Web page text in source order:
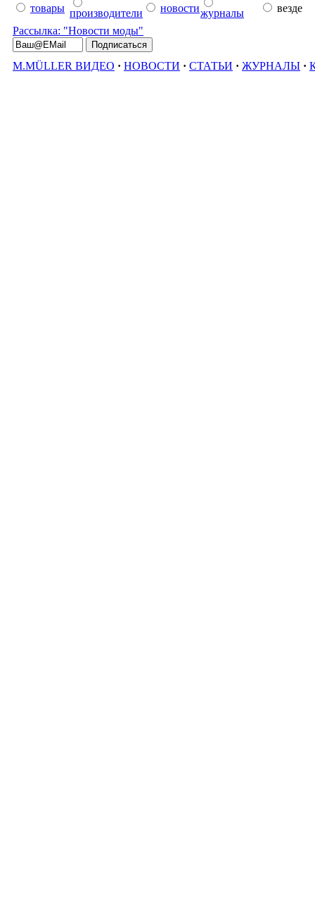
товары производители новостижурналы
везде
Рассылка: "Новости моды"
M.MÜLLER ВИДЕО · НОВОСТИ · СТАТЬИ · ЖУРНАЛЫ ·